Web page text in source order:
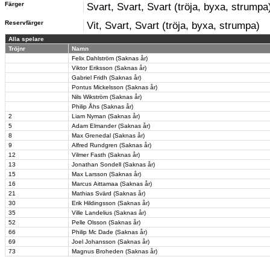
Färger Svart, Svart, Svart (tröja, byxa,
Reservfärger Vit, Svart, Svart (tröja, byxa, strumpa)
Alla spelare
Tröjnr
Namn
Felix Dahlström (Saknas år)
Viktor Eriksson (Saknas år)
Gabriel Fridh (Saknas år)
Pontus Mickelsson (Saknas år)
Nils Wikström (Saknas år)
Philip Åhs (Saknas år)
2
Liam Nyman (Saknas år)
5
Adam Elmander (Saknas år)
8
Max Grenedal (Saknas år)
9
Alfred Rundgren (Saknas år)
12
Vilmer Fasth (Saknas år)
13
Jonathan Sondell (Saknas år)
15
Max Larsson (Saknas år)
16
Marcus Aittamaa (Saknas år)
21
Mathias Svärd (Saknas år)
30
Erik Hildingsson (Saknas år)
35
Ville Landelius (Saknas år)
52
Pelle Olsson (Saknas år)
66
Philip Mc Dade (Saknas år)
69
Joel Johansson (Saknas år)
73
Magnus Broheden (Saknas år)